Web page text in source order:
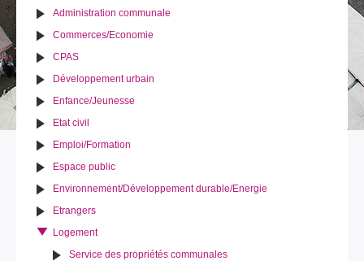
Administration communale
Commerces/Economie
CPAS
Développement urbain
Enfance/Jeunesse
Etat civil
Emploi/Formation
Espace public
Environnement/Développement durable/Energie
Etrangers
Logement
Service des propriétés communales